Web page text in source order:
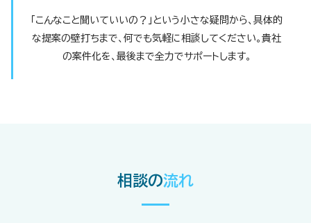
「こんなこと聞いていいの？」という小さな疑問から、具体的
な提案の壁打ちまで、何でも気軽に相談してください。貴社
の案件化を、最後まで全力でサポートします。
相談の流れ